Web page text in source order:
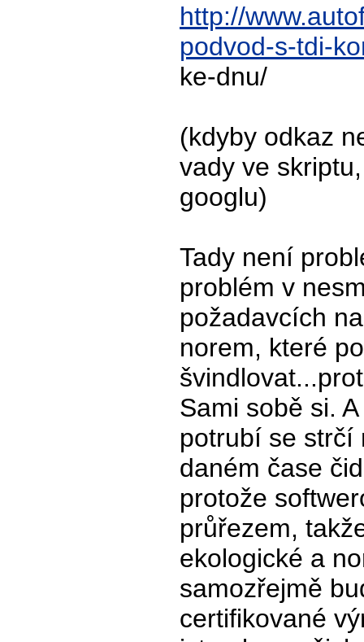
http://
podvod-s-tdi-
ke-dnu/
(kdyby odkaz
vady ve
googlu)
Tady není
problém v
požadavcích
norem, které
Sami sobě si.
potrubí se strčí
daném čase
protože
průřezem,
ekologické a
samozřejmě
certifikované